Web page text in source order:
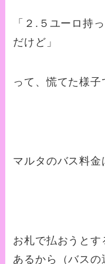
「２.５ユーロ持
だけど」
って、慌てた様子
マルタのバス料金
お札で払おうと
あるから（バス